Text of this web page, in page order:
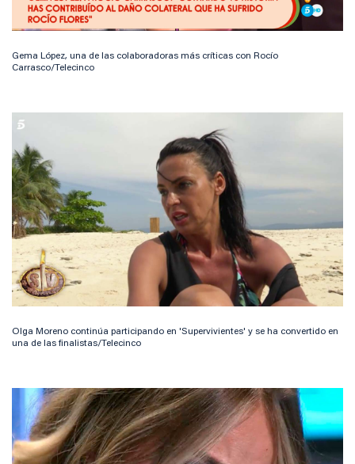
Gema López, una de las colaboradoras más críticas con Rocío
Carrasco/Telecinco
Olga Moreno continúa participando en 'Supervivientes' y se ha convertido en
una de las finalistas/Telecinco